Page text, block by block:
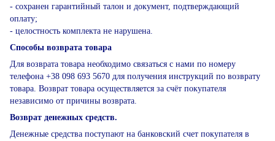
- сохранен гарантийный талон и документ, подтверждающий
оплату;
- целостность комплекта не нарушена.
Способы возврата товара
Для возврата товара необходимо связаться с нами по номеру
телефона +38 098 693 5670 для получения инструкций по возврату
товара. Возврат товара осуществляется за счёт покупателя
независимо от причины возврата.
Возврат денежных средств.
Денежные средства поступают на банковский счет покупателя в